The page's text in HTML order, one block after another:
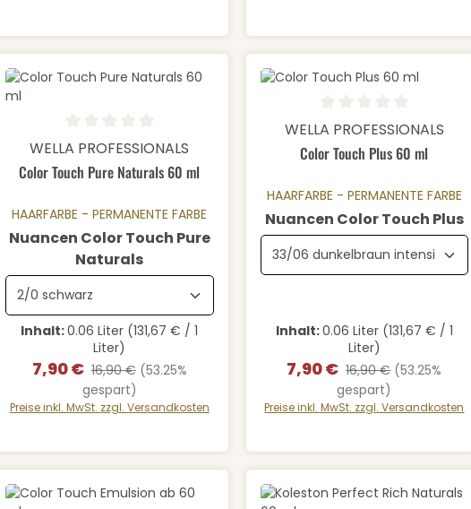
Details
Durchschnittliche Bewertung von 0 von 5 Sternen
WELLA PROFESSIONALS
Color Touch Pure Naturals 60 ml
HAARFARBE - PERMANENTE FARBE
Nuancen Color Touch Pure
Naturalsauswählen
Inhalt:0.06 Liter (131,67 € / 1
Liter)
Verkaufspreis:
7,90 € Regulärer Preis:
16,90 € (53.25%
gespart)
Preise inkl. MwSt. zzgl. Versandkosten
Details
Durchschnittliche Bewertung von
WELLA PROFESSIONALS
Color Touch Plus 60 ml
HAARFARBE - PERMANENTE FARBE
Nuancen Color Touch Plus
Inhalt:0.06 Liter (131,67 € / 1
Liter)
Verkaufspreis:
7,90 € Regulärer Preis:
16,90 € (53.25%
gespart)
Preise inkl. MwSt. zzgl. Versandkosten